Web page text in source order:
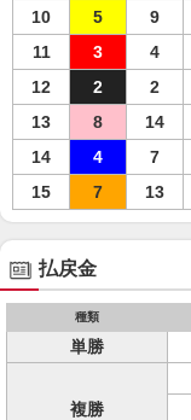
10
5 9
11
3 4
12
2 2
13
8 14
14
4 7
15
7 13
払戻金
種類
単勝
複勝